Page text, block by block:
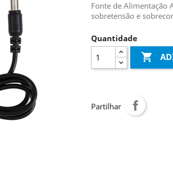
Fonte de Alimentação
sobretensão e
Quantidade

Partilhar